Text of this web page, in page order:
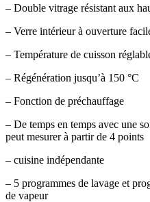
– Double vitrage résistant aux
– Verre intérieur à ouverture
– Température de cuisson
– Régénération jusqu’à 150 °C
– Fonction de préchauffage
– De temps en temps avec une
peut mesurer à partir de 4 points
– cuisine indépendante
– 5 programmes de lavage et
de vapeur